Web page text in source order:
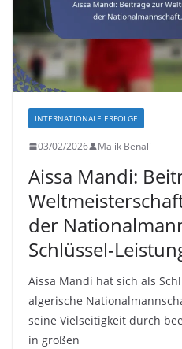
INTERNATIONALE ERFOLGE
03/02/2026 Malik Benali
Aissa Mandi:
der
Schlüssel-
Aissa Mandi hat sich als
algerische
seine Vielseitigkeit durch
in großen